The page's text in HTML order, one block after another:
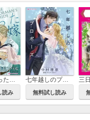
読み
七年越しのプロポーズ
無料試し読み
三